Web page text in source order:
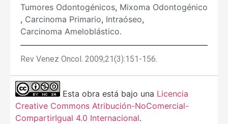
Tumores Odontogénicos, Mixoma Odontogénico
, Carcinoma Primario, Intraóseo,
Carcinoma Ameloblástico.
Rev Venez Oncol. 2009;21(3):151-156.
Esta obra está bajo una Licencia
Creative Commons Atribución-NoComercial-
CompartirIgual 4.0 Internacional.